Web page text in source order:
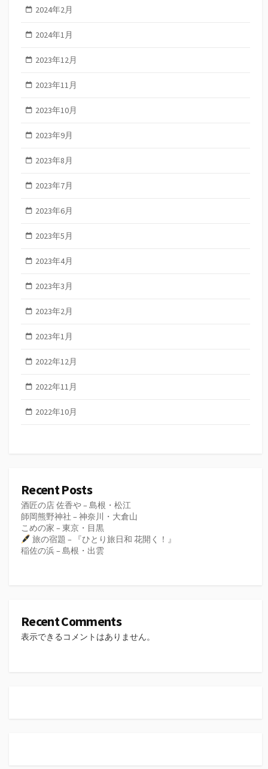
2024年2月
2024年1月
2023年12月
2023年11月
2023年10月
2023年9月
2023年8月
2023年7月
2023年6月
2023年5月
2023年4月
2023年3月
2023年2月
2023年1月
2022年12月
2022年11月
2022年10月
Recent Posts
酒匠の店 佐香や – 島根・松江
師岡熊野神社 – 神奈川・大倉山
こめの家 – 東京・目黒
旅の宿題 – 『ひとり旅日和 花開く！』
稲佐の浜 – 島根・出雲
Recent Comments
表示できるコメントはありません。